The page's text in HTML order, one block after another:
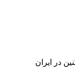
در ایران